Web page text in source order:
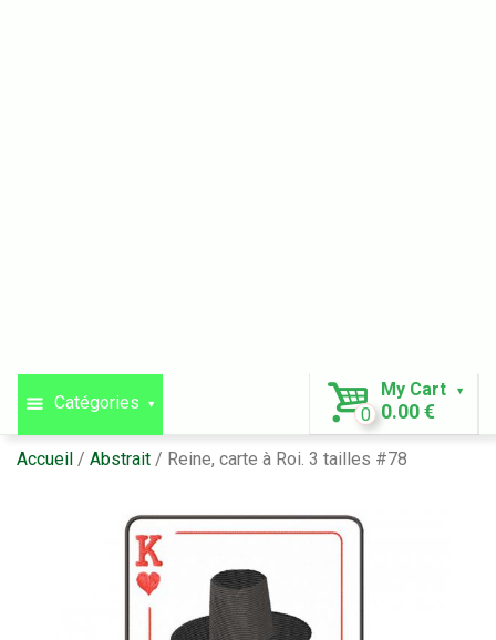
Catégories
My Cart
0 0.00 €
Accueil Abstrait Reine, carte à Roi. 3 tailles #78